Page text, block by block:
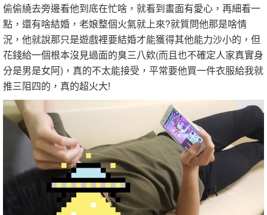
偷偷繞去旁邊看他到底在忙啥，就看到畫面有愛心，再細看一
點，還有啥結婚，老娘整個火氣就上來?就質問他那是啥情
況，他就說那只是遊戲裡要結婚才能獲得其他能力沙小的，但
花錢給一個根本沒見過面的臭三八欸(而且也不確定人家真實身
分是男是女阿)，真的不太能接受，平常要他買一件衣服給我就
推三阻四的，真的超火大!